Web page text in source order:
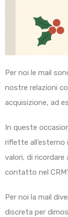
Per noi le mail
nostre relazioni
acquisizione, ad
In queste
riflette
valori, di
contatto nel
Per noi la mail
discreta per